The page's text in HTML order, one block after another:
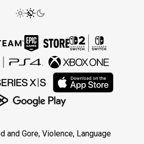
and Gore, Violence, Language